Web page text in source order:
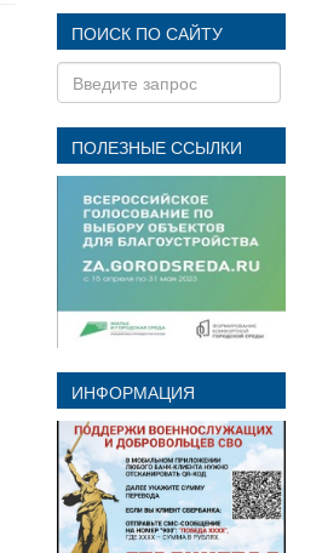
ПОИСК ПО САЙТУ
ПОЛЕЗНЫЕ ССЫЛКИ
ИНФОРМАЦИЯ